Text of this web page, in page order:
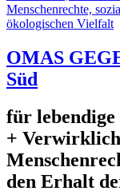
OMAS
Süd
für
+
den Erhalt